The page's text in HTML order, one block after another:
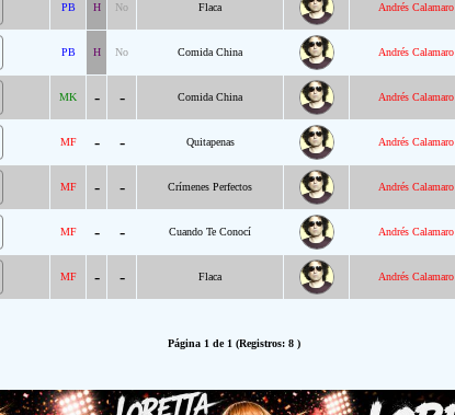
PB H No Flaca Andrés Calamaro
PB H No Comida China Andrés Calamaro
MK - - Comida China Andrés Calamaro
MF - - Quitapenas Andrés Calamaro
MF - - Crímenes Perfectos Andrés Calamaro
MF - - Cuando Te Conocí Andrés Calamaro
MF - - Flaca Andrés Calamaro
Página 1 de 1 (Registros: 8 )